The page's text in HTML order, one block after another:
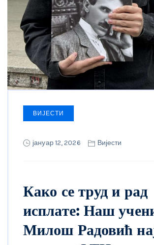
ВИЈЕСТИ
јануар 12, 2026 Вијести
Како се труд и рад
исплате: Наш
Милош Радовић